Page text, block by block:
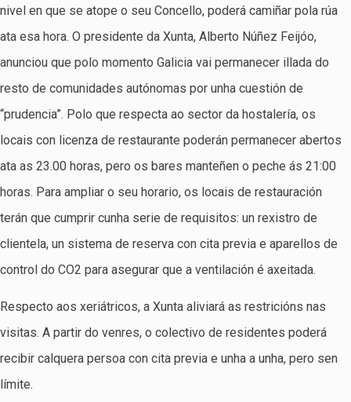
nivel en que se atope o seu Concello, poderá camiñar pola rúa
ata esa hora. O presidente da Xunta, Alberto Núñez Feijóo,
anunciou que polo momento Galicia vai permanecer illada do
resto de comunidades autónomas por unha cuestión de
“prudencia”. Polo que respecta ao sector da hostalería, os
locais con licenza de restaurante poderán permanecer abertos
ata as 23.00 horas, pero os bares manteñen o peche ás 21:00
horas. Para ampliar o seu horario, os locais de restauración
terán que cumprir cunha serie de requisitos: un rexistro de
clientela, un sistema de reserva con cita previa e aparellos de
control do CO2 para asegurar que a ventilación é axeitada.
Respecto aos xeriátricos, a Xunta aliviará as restricións nas
visitas. A partir do venres, o colectivo de residentes poderá
recibir calquera persoa con cita previa e unha a unha, pero sen
límite.